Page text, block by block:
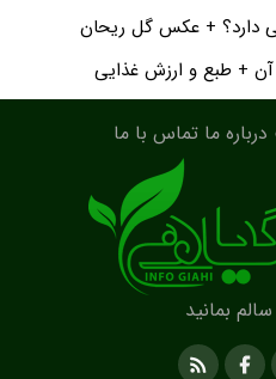
+ عکس گل ریحان
+ طبع و ارزش غذایی
درباره ما تماس با ما
بمانید